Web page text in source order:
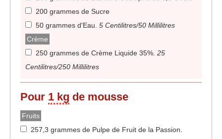
200 grammes de Sucre
50 grammes d'Eau. 5 Centilitres/50 Millilitres
Crème
250 grammes de Crème Liquide 35%. 25
Centilitres/250 Millilitres
Pour 1 kg de mousse
Fruits
257,3 grammes de Pulpe de Fruit de la Passion.